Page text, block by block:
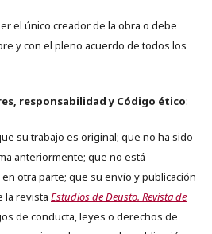
el único creador de la obra o debe
y con el pleno acuerdo de todos los
responsabilidad y Código ético:
su trabajo es original; que no ha sido
anteriormente; que no está
otra parte; que su envío y publicación
la revista Estudios de Deusto. Revista de
de conducta, leyes o derechos de